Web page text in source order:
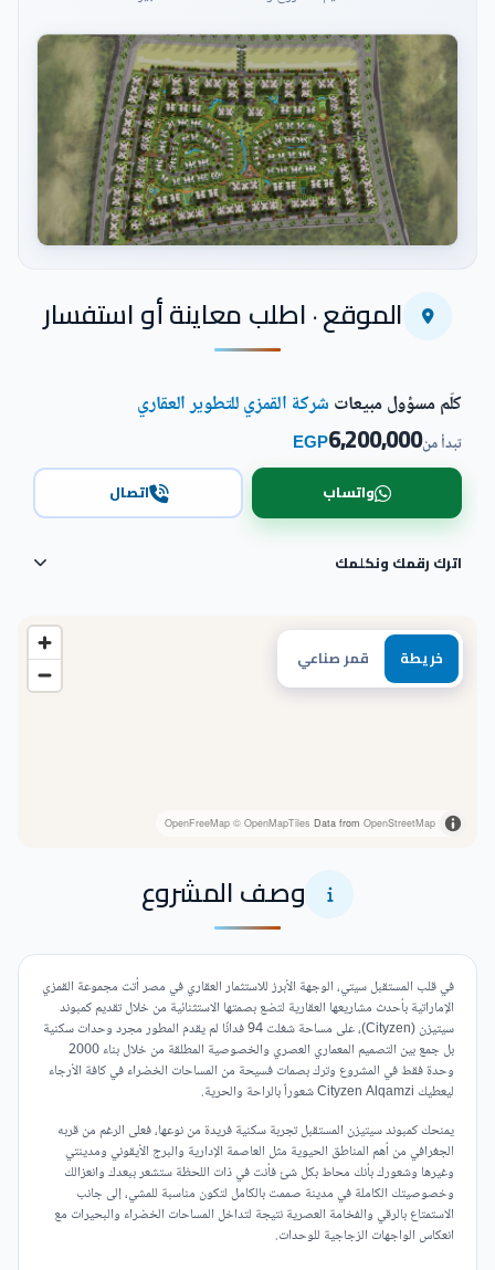
اضغط للتكبيرالموقع · اطلب معاينة أو استفسار
خريطة قمر صناعي
OpenFreeMap © OpenMapTiles Data from OpenStreetMap
كلّم مسؤول مبيعات شركة القمزي للتطوير العقاري
تبدأ من6,200,000
EGP
واتساب اتصال
اترك رقمك ونكلمك
وصف المشروع
في قلب المستقبل سيتي، الوجهة الأبرز للاستثمار العقاري في مصر أتت مجموعة القمزي
الإماراتية بأحدث مشاريعها العقارية لتضع بصمتها الاستثنائية من خلال تقديم كمبوند
سيتيزن (Cityzen)، على مساحة شغلت 94 فدانًا لم يقدم المطور مجرد وحدات سكنية
بل جمع بين التصميم المعماري العصري والخصوصية المطلقة من خلال بناء 2000
وحدة فقط في المشروع وترك بصمات فسيحة من المساحات الخضراء في كافة الأرجاء
ليعطيك Cityzen Alqamzi شعوراً بالراحة والحرية.
يمنحك كمبوند سيتيزن المستقبل تجربة سكنية فريدة من نوعها، فعلى الرغم من قربه
الجغرافي من أهم المناطق الحيوية مثل العاصمة الإدارية والبرج الأيقوني ومدينتي
وغيرها وشعورك بأنك محاط بكل شئ فأنت في ذات اللحظة ستشعر ببعدك وانعزالك
وخصوصيتك الكاملة في مدينة صممت بالكامل لتكون مناسبة للمشي، إلى جانب
الاستمتاع بالرقي والفخامة العصرية نتيجة لتداخل المساحات الخضراء والبحيرات مع
انعكاس الواجهات الزجاجية للوحدات.